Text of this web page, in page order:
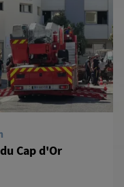
Cap d'Or